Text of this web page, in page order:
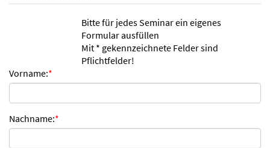
e
Bitte für jedes Seminar ein eigenes
Formular ausfüllen
Mit * gekennzeichnete Felder sind
Pflichtfelder!
Vorname:*
Nachname:*